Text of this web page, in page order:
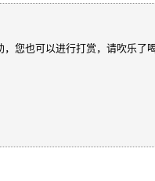
您也可以进行打赏，请吹乐了